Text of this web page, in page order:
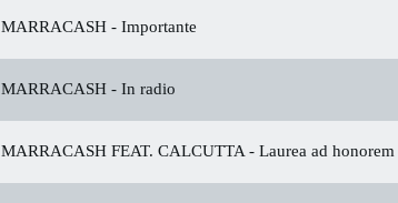
MARRACASH - Importante
MARRACASH - In radio
MARRACASH FEAT. CALCUTTA - Laurea ad honorem